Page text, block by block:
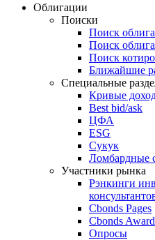
Облигации
Поиски
Поиск
Поиск
Поиск
Ближайшие
Специальные
Кривые
Best bid/ask
ЦФА
ESG
Сукук
Ломбардные
Участники рынка
Рэнкинги
Cbonds Pages
Cbonds
Опросы